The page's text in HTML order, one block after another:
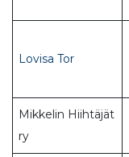
Lovisa Tor
Mikkelin Hiihtäjät
ry